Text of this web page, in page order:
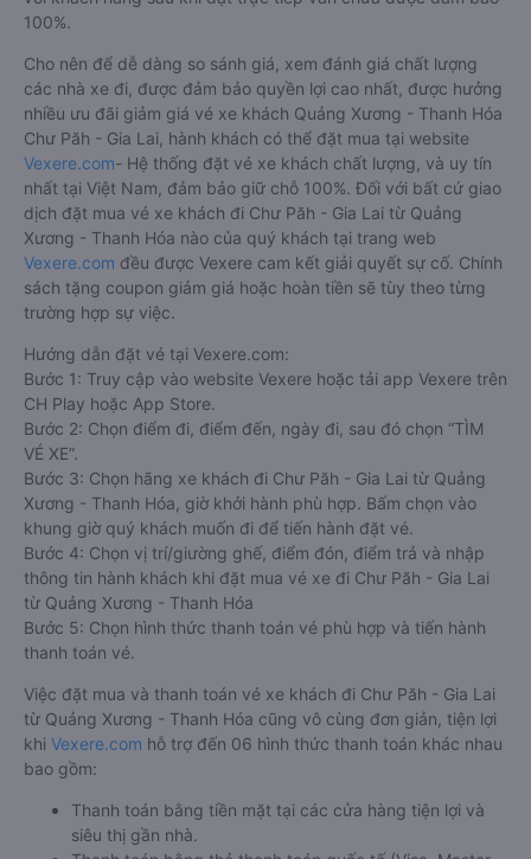
100%.
Cho nên để dễ dàng so sánh giá, xem đánh giá chất lượng
các nhà xe đi, được đảm bảo quyền lợi cao nhất, được hưởng
nhiều ưu đãi giảm giá vé xe khách Quảng Xương - Thanh Hóa
Chư Păh - Gia Lai, hành khách có thể đặt mua tại website
Vexere.com- Hệ thống đặt vé xe khách chất lượng, và uy tín
nhất tại Việt Nam, đảm bảo giữ chỗ 100%. Đối với bất cứ giao
dịch đặt mua vé xe khách đi Chư Păh - Gia Lai từ Quảng
Xương - Thanh Hóa nào của quý khách tại trang web
Vexere.com đều được Vexere cam kết giải quyết sự cố. Chính
sách tặng coupon giảm giá hoặc hoàn tiền sẽ tùy theo từng
trường hợp sự việc.
Hướng dẫn đặt vé tại Vexere.com:
Bước 1: Truy cập vào website Vexere hoặc tải app Vexere trên
CH Play hoặc App Store.
Bước 2: Chọn điểm đi, điểm đến, ngày đi, sau đó chọn “TÌM
VÉ XE”.
Bước 3: Chọn hãng xe khách đi Chư Păh - Gia Lai từ Quảng
Xương - Thanh Hóa, giờ khởi hành phù hợp. Bấm chọn vào
khung giờ quý khách muốn đi để tiến hành đặt vé.
Bước 4: Chọn vị trí/giường ghế, điểm đón, điểm trả và nhập
thông tin hành khách khi đặt mua vé xe đi Chư Păh - Gia Lai
từ Quảng Xương - Thanh Hóa
Bước 5: Chọn hình thức thanh toán vé phù hợp và tiến hành
thanh toán vé.
Việc đặt mua và thanh toán vé xe khách đi Chư Păh - Gia Lai
từ Quảng Xương - Thanh Hóa cũng vô cùng đơn giản, tiện lợi
khi Vexere.com hỗ trợ đến 06 hình thức thanh toán khác nhau
bao gồm:
Thanh toán bằng tiền mặt tại các cửa hàng tiện lợi và
siêu thị gần nhà.